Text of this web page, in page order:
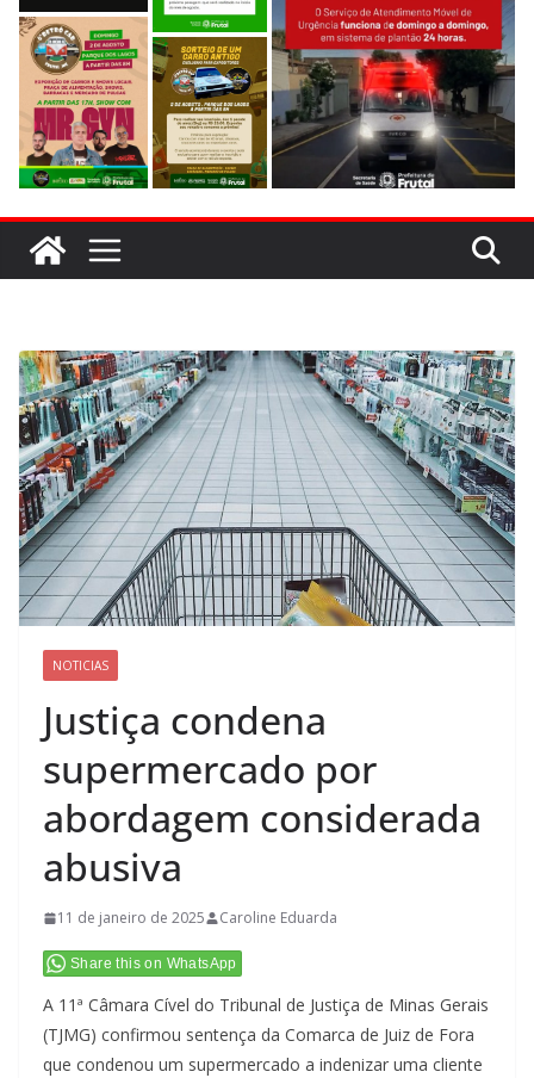
NOTICIAS
Justiça condena
supermercado por
abordagem considerada
abusiva
11 de janeiro de 2025 Caroline Eduarda
Share this on WhatsApp
A 11ª Câmara Cível do Tribunal de Justiça de Minas Gerais
(TJMG) confirmou sentença da Comarca de Juiz de Fora
que condenou um supermercado a indenizar uma cliente